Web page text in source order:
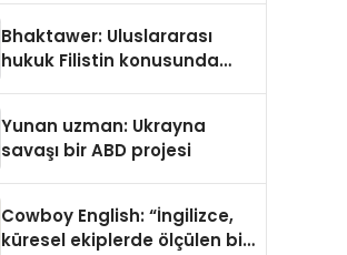
Sindirildiğini Ortaya Koydu
Bhaktawer: Uluslararası
hukuk Filistin konusunda
Yunan uzman: Ukrayna
savaşı bir ABD projesi
Cowboy English: “İngilizce,
küresel ekiplerde ölçülen bir